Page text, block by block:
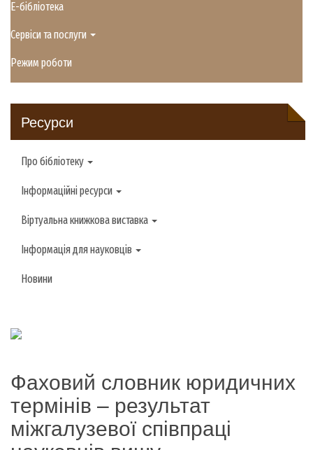
E-бібліотека
Сервіси та послуги
Режим роботи
Ресурси
Про бібліотеку
Інформаційні ресурси
Віртуальна книжкова виставка
Інформація для науковців
Новини
Фаховий словник юридичних
термінів – результат
міжгалузевої співпраці